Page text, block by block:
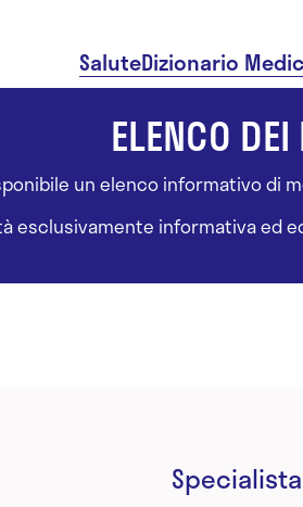
SaluteDizionario
ELENCO
un elenco informativo di
esclusivamente informativa ed
Specialista